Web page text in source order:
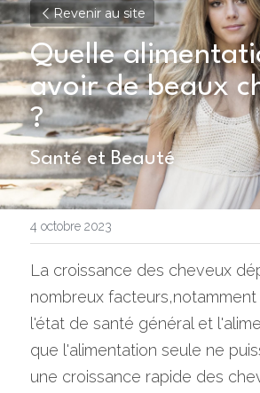
Revenir au site
Quelle
avoir de beaux
?
Santé et Beauté
4 octobre 2023
La croissance des cheveux
nombreux
l'état de santé général et
que l'alimentation seule ne
une croissance rapide des